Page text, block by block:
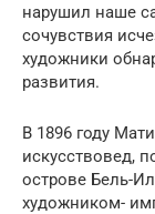
нарушил наше
сочувствия
художники
развития.
В 1896 году
искусствовед,
острове Бель-
художником-